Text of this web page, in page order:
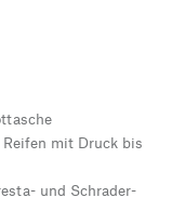
mit Druck bis
und Schrader-